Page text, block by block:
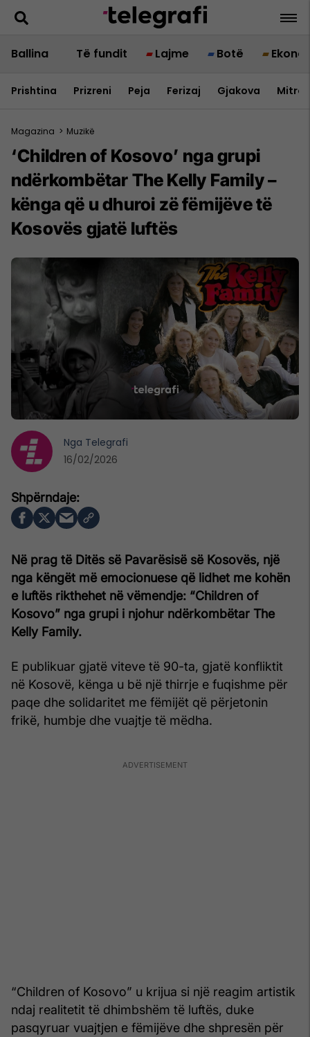
Ballina Të fundit Lajme Botë
Prishtina Prizreni Peja Ferizaj Gjakova
Magazina > Muzikë
‘Children of Kosovo’ nga grupi
ndërkombëtar The Kelly Family –
kënga që u dhuroi zë fëmijëve të
Kosovës gjatë luftës
Në prag të Ditës së Pavarësisë së Kosovës, një
nga këngët më emocionuese që lidhet me kohën
e luftës rikthehet në vëmendje: “Children of
Kosovo” nga grupi i njohur ndërkombëtar The
Kelly Family.
E publikuar gjatë viteve të 90-ta, gjatë konfliktit
në Kosovë, kënga u bë një thirrje e fuqishme për
paqe dhe solidaritet me fëmijët që përjetonin
frikë, humbje dhe vuajtje të mëdha.
“Children of Kosovo” u krijua si një reagim artistik
ndaj realitetit të dhimbshëm të luftës, duke
pasqyruar vuajtjen e fëmijëve dhe shpresën për
Nga Telegrafi
16/02/2026